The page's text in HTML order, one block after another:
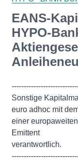
EANS-
HYPO-
Sonstige
euro adhoc mit
einer
Emittent
verantwortlich.